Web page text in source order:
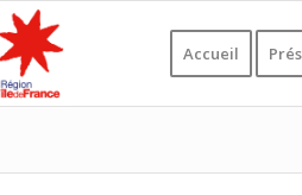
Accueil